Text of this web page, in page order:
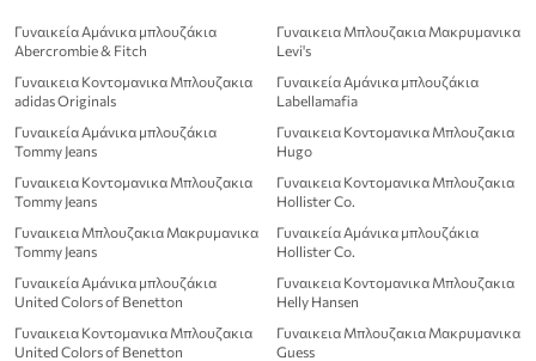
Γυναικεία Αμάνικα μπλουζάκια
Abercrombie & Fitch
Γυναικεια Κοντομανικα Μπλουζακια
adidas Originals
Γυναικεία Αμάνικα μπλουζάκια
Tommy Jeans
Γυναικεια Κοντομανικα Μπλουζακια
Tommy Jeans
Γυναικεια Μπλουζακια Μακρυμανικα
Tommy Jeans
Γυναικεία Αμάνικα μπλουζάκια
United Colors of Benetton
Γυναικεια Κοντομανικα Μπλουζακια
United Colors of Benetton
Γυναικεια Μπλουζακια Μακρυμανικα
Levi's
Γυναικεία Αμάνικα μπλουζάκια
Labellamafia
Γυναικεια Κοντομανικα Μπλουζακια
Hugo
Γυναικεια Κοντομανικα Μπλουζακια
Hollister Co.
Γυναικεία Αμάνικα μπλουζάκια
Hollister Co.
Γυναικεια Κοντομανικα Μπλουζακια
Helly Hansen
Γυναικεια Μπλουζακια Μακρυμανικα
Guess